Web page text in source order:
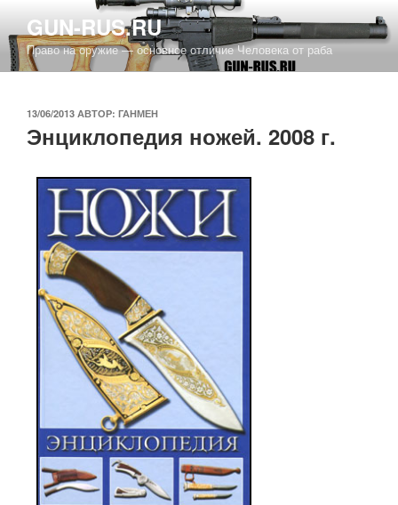
содержимому
GUN-RUS.RU
Право на оружие — основное отличие Человека от раба
ОПУБЛИКОВАНО
13/06/2013 АВТОР: ГАНМЕН
Энциклопедия ножей. 2008 г.